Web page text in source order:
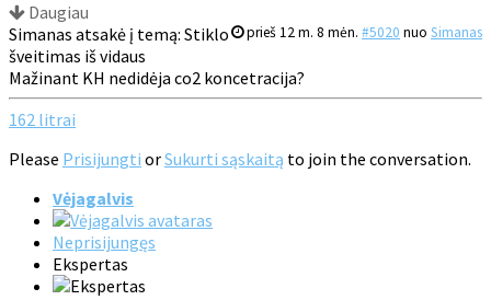
Daugiau
prieš 12 m. 8 mėn. #5020 nuo Simanas
Simanas atsakė į temą: Stiklo
šveitimas iš vidaus
Mažinant KH nedidėja co2 koncetracija?
162 litrai
Please Prisijungti orSukurti sąskaitą to join the conversation.
Vėjagalvis
Neprisijungęs
Ekspertas